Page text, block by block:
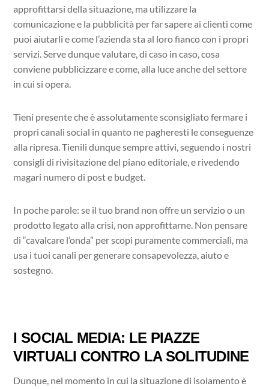
approfittarsi della situazione, ma utilizzare la
comunicazione e la pubblicità per far sapere ai clienti come
puoi aiutarli e come l’azienda sta al loro fianco con i propri
servizi. Serve dunque valutare, di caso in caso, cosa
conviene pubblicizzare e come, alla luce anche del settore
in cui si opera.
Tieni presente che è assolutamente sconsigliato fermare i
propri canali social in quanto ne pagheresti le conseguenze
alla ripresa. Tienili dunque sempre attivi, seguendo i nostri
consigli di rivisitazione del piano editoriale, e rivedendo
magari numero di post e budget.
In poche parole: se il tuo brand non offre un servizio o un
prodotto legato alla crisi, non approfittarne. Non pensare
di “cavalcare l’onda” per scopi puramente commerciali, ma
usa i tuoi canali per generare consapevolezza, aiuto e
sostegno.
I SOCIAL MEDIA: LE PIAZZE
VIRTUALI CONTRO LA SOLITUDINE
Dunque, nel momento in cui la situazione di isolamento è